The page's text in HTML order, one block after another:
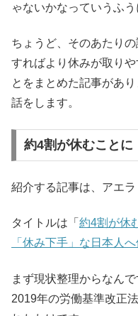
ゃないかなっていうふう
ちょうど、そのあたり
すればより休みが取り
とをまとめた記事があ
話をします。
約4割が休むことに
紹介する記事は、アエラ
タイトルは「 約4割が休
「休み下手」な日本人
まず現状整理からなん
2019年の労働基準改正